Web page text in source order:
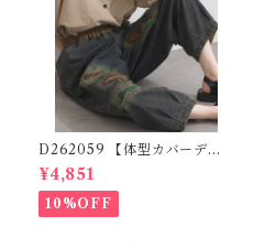
D262059 【体型カバーデニ
ムシリーズ】 パッチワークロ
ゴデニムパンツ / Patchwork
Logo Denim Pants
¥4,851
10%OFF